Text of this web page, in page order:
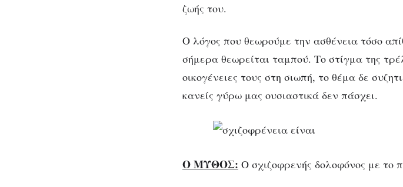
ζωής του.
Ο λόγος που θεωρούμε την ασθένεια τόσο
σήμερα θεωρείται ταμπού. Το στίγμα της
οικογένειες τους στη σιωπή, το θέμα δε
κανείς γύρω μας ουσιαστικά δεν πάσχει.
Ο ΜΥΘΟΣ: Ο σχιζοφρενής δολοφόνος με το